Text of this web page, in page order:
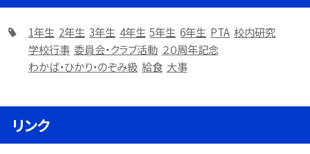
1年生 2年生 3年生 4年生 5年生 6年生 PTA 校内研究
学校行事 委員会・クラブ活動 ２０周年記念
わかば・ひかり・のぞみ級 給食 大事
リンク